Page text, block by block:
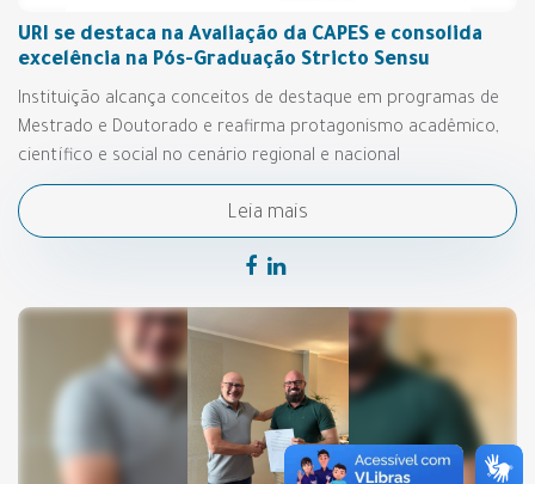
URI se destaca na Avaliação da CAPES e consolida
excelência na Pós-Graduação Stricto Sensu
Instituição alcança conceitos de destaque em programas de
Mestrado e Doutorado e reafirma protagonismo acadêmico,
científico e social no cenário regional e nacional
Leia mais